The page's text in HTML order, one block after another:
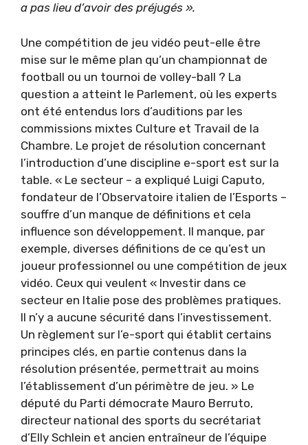
a pas lieu d’avoir des préjugés ».
Une compétition de jeu vidéo peut-elle être
mise sur le même plan qu’un championnat de
football ou un tournoi de volley-ball ? La
question a atteint le Parlement, où les experts
ont été entendus lors d’auditions par les
commissions mixtes Culture et Travail de la
Chambre. Le projet de résolution concernant
l’introduction d’une discipline e-sport est sur la
table. « Le secteur – a expliqué Luigi Caputo,
fondateur de l’Observatoire italien de l’Esports –
souffre d’un manque de définitions et cela
influence son développement. Il manque, par
exemple, diverses définitions de ce qu’est un
joueur professionnel ou une compétition de jeux
vidéo. Ceux qui veulent « Investir dans ce
secteur en Italie pose des problèmes pratiques.
Il n’y a aucune sécurité dans l’investissement.
Un règlement sur l’e-sport qui établit certains
principes clés, en partie contenus dans la
résolution présentée, permettrait au moins
l’établissement d’un périmètre de jeu. » Le
député du Parti démocrate Mauro Berruto,
directeur national des sports du secrétariat
d’Elly Schlein et ancien entraîneur de l’équipe